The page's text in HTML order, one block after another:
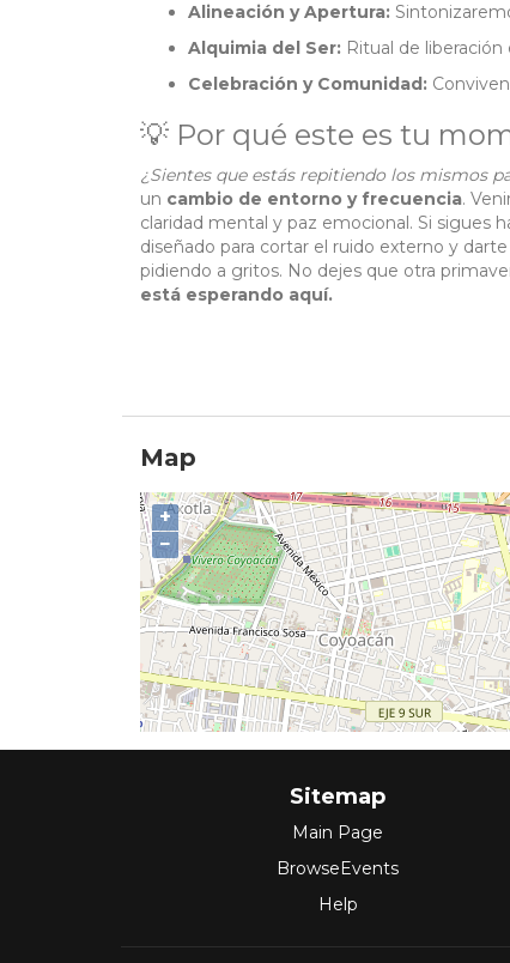
Alineación y Apertura:
Alquimia del Ser: Ritual de
Celebración y Comunidad:
💡 Por qué este es tu
¿Sientes que estás repitiendo los mismos
un cambio de entorno y frecuencia.
claridad mental y paz emocional. Si sigues
diseñado para cortar el ruido externo y
pidiendo a gritos. No dejes que otra
está esperando aquí.
Map
+
−
Sitemap
Main Page
BrowseEvents
Help